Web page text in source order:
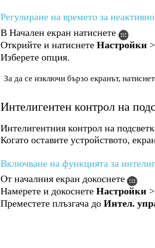
Регулиране на времето за
В Начален екран натиснете .
Открийте и натиснете Настройки >
Изберете опция.
За да се изключи бързо екранът,
Интелигентен контрол на
Интелигентния контрол на
Когато оставите устройството,
Включване на функцията за
От началния екран докоснете .
Намерете и докоснете Настройки >
Преместете плъзгача до Интел.